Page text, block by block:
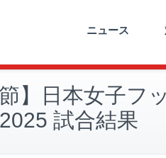
ニュース
節】日本女子フ
試合結果